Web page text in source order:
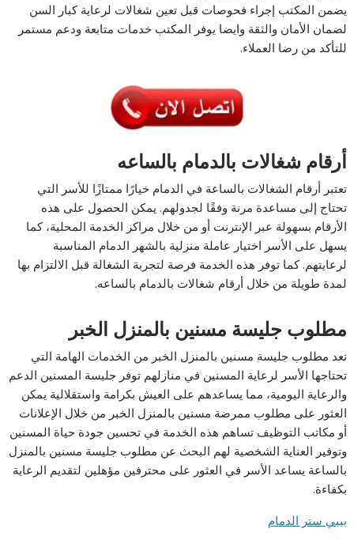
يضمن المكتب إجراء فحوصات قبل تعين شغالات لرعاية كبار السن
لضمان الأمان والثقة وايضا يوفر المكتب خدمات متابعة ودعم مستمر
للتأكد من رضا العملاء.
أرقام شغالات بالدمام بالساعه
تعتبر أرقام الشغالات بالساعة في الدمام خيارًا ممتازًا للأسر التي
تحتاج إلى مساعدة مرنة وفقًا لجدولهم. يمكن الحصول على هذه
الأرقام بسهولة عبر الإنترنت أو من خلال مراكز الخدمة المحلية، كما
يسهل على الأسر اختيار عاملة منزلية بالشهر الدمام المناسبة
لرعايتهم. كما توفر هذه الخدمة فرصة لتجربة الشغالة قبل الالتزام بها
لمدة طويلة من خلال أرقام شغالات بالدمام بالساعه.
مطلوب جليسة مسنين بالمنزل الخبر
تعد مطلوب جليسة مسنين بالمنزل الخبر من الخدمات الهامة التي
تحتاجها الأسر لرعاية المسنين في منازلهم توفر جليسة المسنين الدعم
والرعاية اليومية، مما يساعدهم على العيش بكرامة واستقلالية يمكن
العثور على مطلوب ممرضة مسنين بالمنزل الخبر من خلال الإعلانات
أو مكاتب التوظيف تساهم هذه الخدمة في تحسين جودة حياة المسنين
وتوفير العناية الشخصية لهم البحث عن مطلوب جليسة مسنين بالمنزل
بالساعة يساعد الأسر في العثور على محترفين مؤهلين لتقديم الرعاية
بكفاءة.
بيبي ستر الدمام